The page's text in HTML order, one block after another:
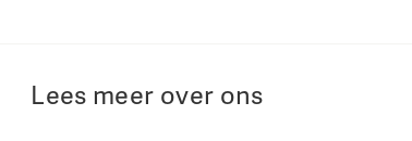
Lees meer over ons